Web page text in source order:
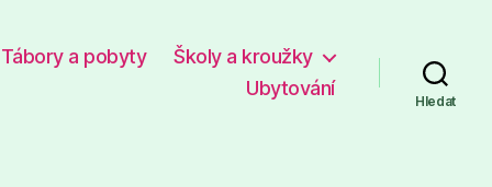
Tábory a pobyty
Školy a kroužky
Ubytování
Hledat